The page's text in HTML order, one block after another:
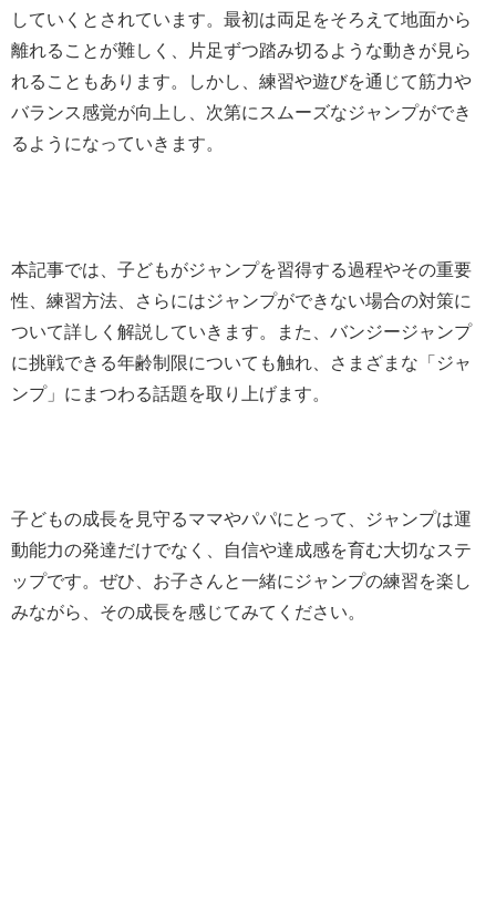
していくとされています。最初は両足をそろえて地面から
離れることが難しく、片足ずつ踏み切るような動きが見ら
れることもあります。しかし、練習や遊びを通じて筋力や
バランス感覚が向上し、次第にスムーズなジャンプができ
るようになっていきます。
本記事では、子どもがジャンプを習得する過程やその重要
性、練習方法、さらにはジャンプができない場合の対策に
ついて詳しく解説していきます。また、バンジージャンプ
に挑戦できる年齢制限についても触れ、さまざまな「ジャ
ンプ」にまつわる話題を取り上げます。
子どもの成長を見守るママやパパにとって、ジャンプは運
動能力の発達だけでなく、自信や達成感を育む大切なステ
ップです。ぜひ、お子さんと一緒にジャンプの練習を楽し
みながら、その成長を感じてみてください。